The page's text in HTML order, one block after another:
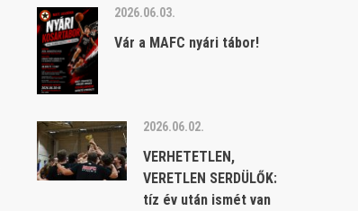
2026.06.03.
Vár a MAFC nyári tábor!
2026.06.02.
VERHETETLEN,
VERETLEN SERDÜLŐK:
tíz év után ismét van